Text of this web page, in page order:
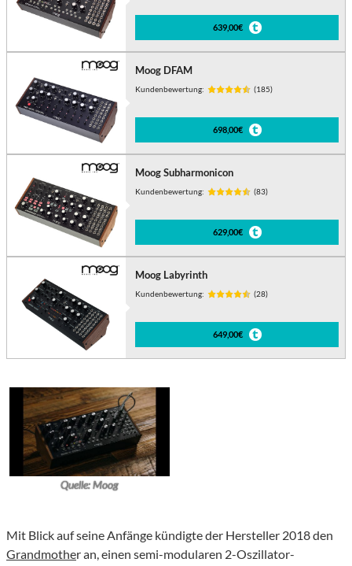
639,00€
Moog DFAM
Kundenbewertung: (185)
698,00€
Moog Subharmonicon
Kundenbewertung: (83)
629,00€
Moog Labyrinth
Kundenbewertung: (28)
649,00€
Quelle: Moog
Mit Blick auf seine Anfänge kündigte der Hersteller 2018 den
Grandmother an, einen semi-modularen 2-Oszillator-